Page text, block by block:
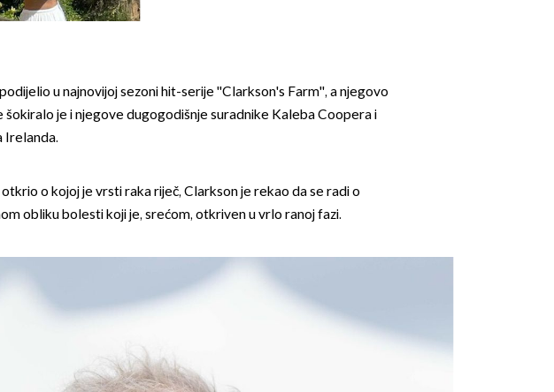
u najnovijoj sezoni hit-serije ''Clarkson's Farm'', a njegovo
šokiralo je i njegove dugogodišnje suradnike Kaleba Coopera i
Irelanda.
o kojoj je vrsti raka riječ, Clarkson je rekao da se radi o
obliku bolesti koji je, srećom, otkriven u vrlo ranoj fazi.